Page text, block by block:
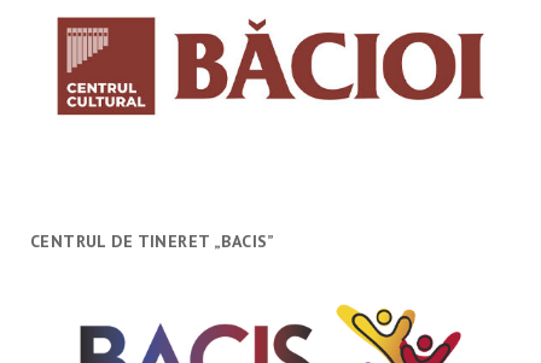
CENTRUL DE TINERET „BACIS”